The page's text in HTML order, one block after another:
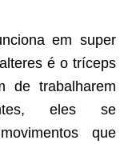
em super
é o tríceps
de trabalharem
eles se
que